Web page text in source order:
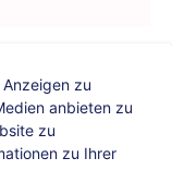
zu
anbieten zu
zu
zu Ihrer